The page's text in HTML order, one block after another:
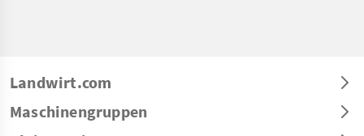
Landwirt.com
Maschinengruppen